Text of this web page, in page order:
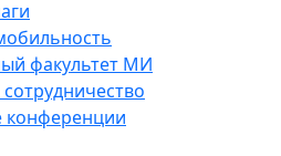
факультет МИ